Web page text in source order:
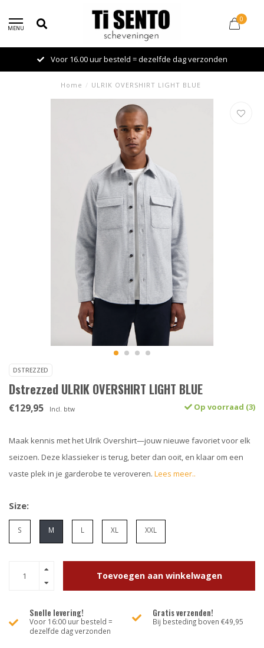
MENU
0
Voor 16.00 uur besteld = dezelfde dag verzonden
Home / ULRIK OVERSHIRT LIGHT BLUE
DSTREZZED
Dstrezzed ULRIK OVERSHIRT LIGHT BLUE
€129,95 Incl. btw Op voorraad (3)
Maak kennis met het Ulrik Overshirt—jouw nieuwe favoriet voor elk
seizoen. Deze klassieker is terug, beter dan ooit, en klaar om een
vaste plek in je garderobe te veroveren. Lees meer..
Size:
S M L XL XXL
Toevoegen aan winkelwagen
Snelle levering!
Voor 16:00 uur besteld =
dezelfde dag verzonden
Gratis verzenden!
Bij besteding boven €49,95